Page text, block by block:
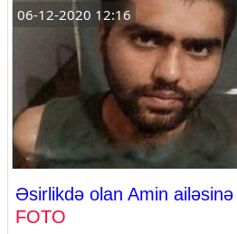
06-12-2020 12:16
Əsirlikdə olan Amin
FOTO